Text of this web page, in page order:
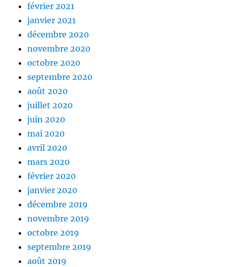
février 2021
janvier 2021
décembre 2020
novembre 2020
octobre 2020
septembre 2020
août 2020
juillet 2020
juin 2020
mai 2020
avril 2020
mars 2020
février 2020
janvier 2020
décembre 2019
novembre 2019
octobre 2019
septembre 2019
août 2019